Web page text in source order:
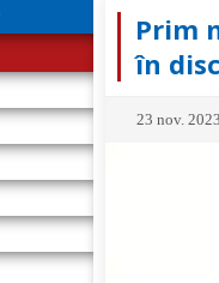
Prim
în
23 nov. 2023